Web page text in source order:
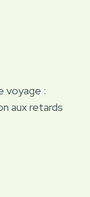
voyage :
aux retards